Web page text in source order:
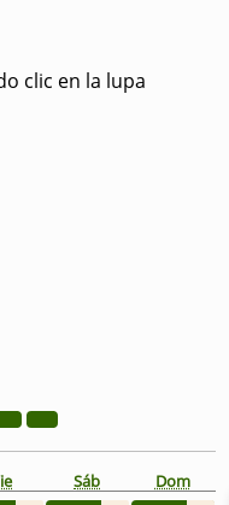
clic en la lupa
Sáb Dom